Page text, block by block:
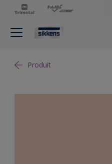
Produit